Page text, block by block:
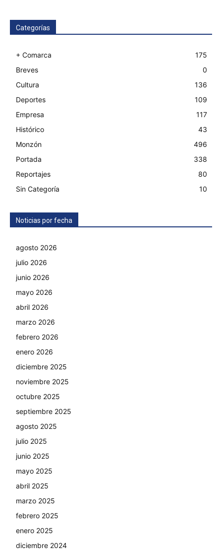
Categorías
+ Comarca
175
Breves
0
Cultura
136
Deportes
109
Empresa
117
Histórico
43
Monzón
496
Portada
338
Reportajes
80
Sin Categoría
10
Noticias por fecha
agosto 2026
julio 2026
junio 2026
mayo 2026
abril 2026
marzo 2026
febrero 2026
enero 2026
diciembre 2025
noviembre 2025
octubre 2025
septiembre 2025
agosto 2025
julio 2025
junio 2025
mayo 2025
abril 2025
marzo 2025
febrero 2025
enero 2025
diciembre 2024